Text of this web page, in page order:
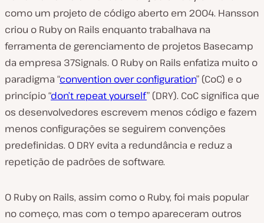
como um projeto de código aberto em 2004. Hansson
criou o Ruby on Rails enquanto trabalhava na
ferramenta de gerenciamento de projetos Basecamp
da empresa 37Signals. O Ruby on Rails enfatiza muito o
paradigma “convention over configuration” (CoC) e o
princípio “don’t repeat yourself” (DRY). CoC significa que
os desenvolvedores escrevem menos código e fazem
menos configurações se seguirem convenções
predefinidas. O DRY evita a redundância e reduz a
repetição de padrões de software.
O Ruby on Rails, assim como o Ruby, foi mais popular
no começo, mas com o tempo apareceram outros